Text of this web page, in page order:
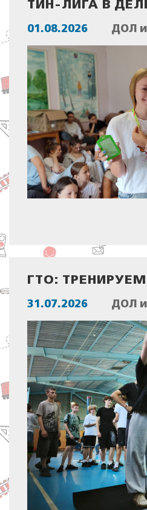
ТИН-ЛИГА В
01.08.2026 ДОЛ
ГТО:
31.07.2026 ДОЛ